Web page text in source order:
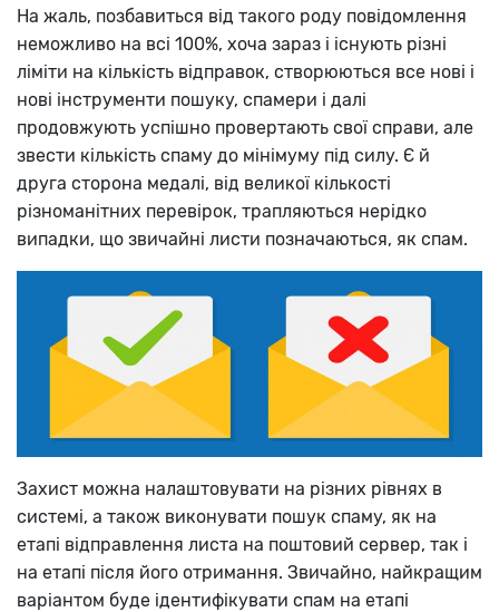
На жаль, позбавиться від такого роду повідомлення
неможливо на всі 100%, хоча зараз і існують різні
ліміти на кількість відправок, створюються все нові і
нові інструменти пошуку, спамери і далі
продовжують успішно провертають свої справи, але
звести кількість спаму до мінімуму під силу. Є й
друга сторона медалі, від великої кількості
різноманітних перевірок, трапляються нерідко
випадки, що звичайні листи позначаються, як спам.
Захист можна налаштовувати на різних рівнях в
системі, а також виконувати пошук спаму, як на
етапі відправлення листа на поштовий сервер, так і
на етапі після його отримання. Звичайно, найкращим
варіантом буде ідентифікувати спам на етапі